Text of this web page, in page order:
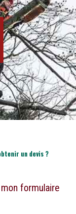
un devis ?
formulaire